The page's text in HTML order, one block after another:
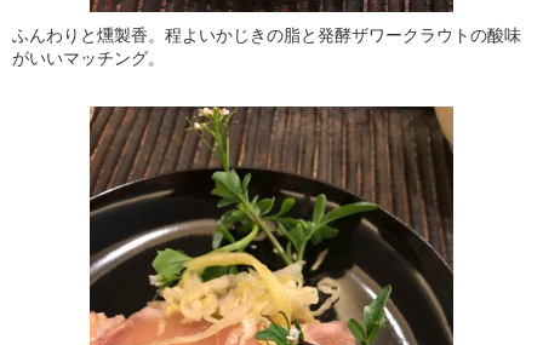
ふんわりと燻製香。程よいかじきの脂と発酵ザワークラウトの酸味
がいいマッチング。